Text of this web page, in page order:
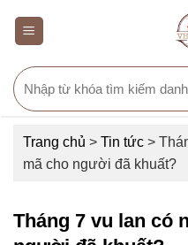
Search
for:
Trang chủ > Tin tức >
mã cho người đã khuất?
Tháng 7 vu lan có